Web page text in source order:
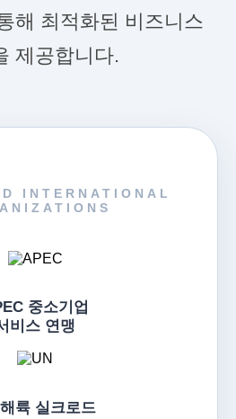
해 최적화된 비즈니스
제공합니다.
INTERNATIONAL
중소기업
비스 연맹
륙 실크로드